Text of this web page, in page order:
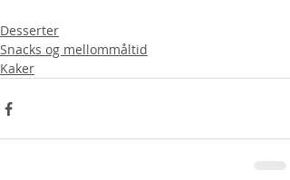
Desserter
Snacks og mellommåltid
Kaker